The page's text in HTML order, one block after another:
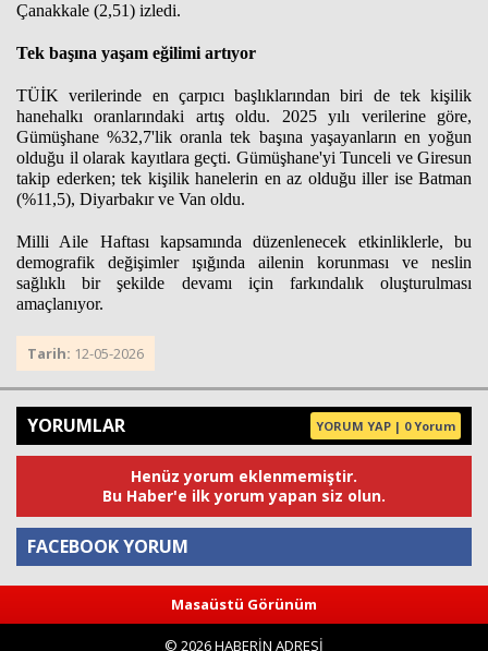
Çanakkale (2,51) izledi.
Tek başına yaşam eğilimi artıyor
TÜİK verilerinde en çarpıcı başlıklarından biri de tek kişilik
hanehalkı oranlarındaki artış oldu. 2025 yılı verilerine göre,
Gümüşhane %32,7'lik oranla tek başına yaşayanların en yoğun
olduğu il olarak kayıtlara geçti. Gümüşhane'yi Tunceli ve Giresun
takip ederken; tek kişilik hanelerin en az olduğu iller ise Batman
(%11,5), Diyarbakır ve Van oldu.
Milli Aile Haftası kapsamında düzenlenecek etkinliklerle, bu
demografik değişimler ışığında ailenin korunması ve neslin
sağlıklı bir şekilde devamı için farkındalık oluşturulması
amaçlanıyor.
Tarih: 12-05-2026
YORUMLAR YORUM YAP | 0 Yorum
Henüz yorum eklenmemiştir.
Bu Haber'e ilk yorum yapan siz olun.
FACEBOOK YORUM
Yorum
Masaüstü Görünüm
© 2026 HABERİN ADRESİ